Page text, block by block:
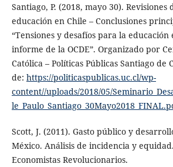
Santiago, P. (2018, mayo 30). Revisiones
educación en Chile – Conclusiones
“Tensiones y desafíos para la
informe de la OCDE”. Organizado por
Católica – Políticas Públicas Santiago de
de: https://politicaspublicas.uc.cl/wp-
content//uploads/2018/05/
Scott, J. (2011). Gasto público y
México. Análisis de incidencia y
Economistas Revolucionarios.